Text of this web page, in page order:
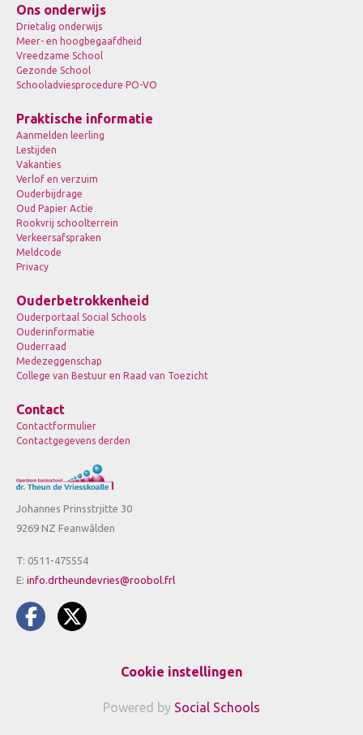
Ons onderwijs
Drietalig onderwijs
Meer- en hoogbegaafdheid
Vreedzame School
Gezonde School
Schooladviesprocedure PO-VO
Praktische informatie
Aanmelden leerling
Lestijden
Vakanties
Verlof en verzuim
Ouderbijdrage
Oud Papier Actie
Rookvrij schoolterrein
Verkeersafspraken
Meldcode
Privacy
Ouderbetrokkenheid
Ouderportaal Social Schools
Ouderinformatie
Ouderraad
Medezeggenschap
College van Bestuur en Raad van Toezicht
Contact
Contactformulier
Contactgegevens derden
Johannes Prinsstrjitte 30
9269 NZ Feanwâlden
T: 0511-475554
E: info.drtheundevries@roobol.frl
Cookie instellingen
Powered by Social Schools